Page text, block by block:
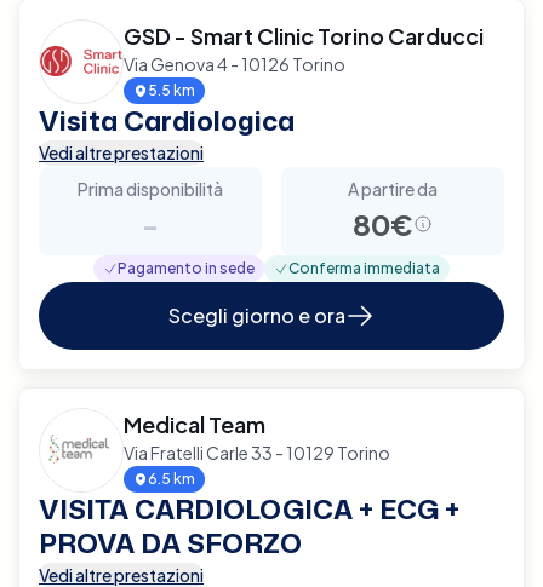
GSD - Smart Clinic Torino Carducci
Via Genova 4 - 10126 Torino
5.5 km
Visita Cardiologica
Vedi altre prestazioni
Prima disponibilità
-
A partire da
80€
Pagamento in sede Conferma immediata
Scegli giorno e ora
Medical Team
Via Fratelli Carle 33 - 10129 Torino
6.5 km
VISITA CARDIOLOGICA + ECG +
PROVA DA SFORZO
Vedi altre prestazioni